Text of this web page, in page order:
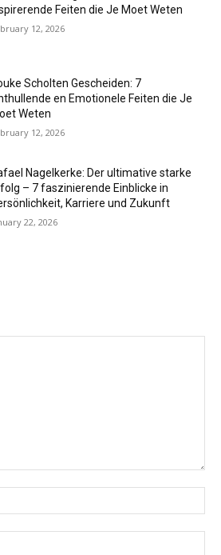
Feiten die Je Moet Weten
12, 2026
Scholten Gescheiden: 7
en Emotionele Feiten die Je
Weten
12, 2026
Nagelkerke: Der ultimative starke
– 7 faszinierende Einblicke in
Karriere und Zukunft
22, 2026